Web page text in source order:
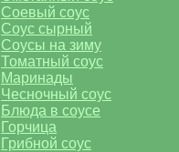
Соевый соус
Соус сырный
Соусы на зиму
Томатный соус
Маринады
Чесночный соус
Блюда в соусе
Горчица
Грибной соус